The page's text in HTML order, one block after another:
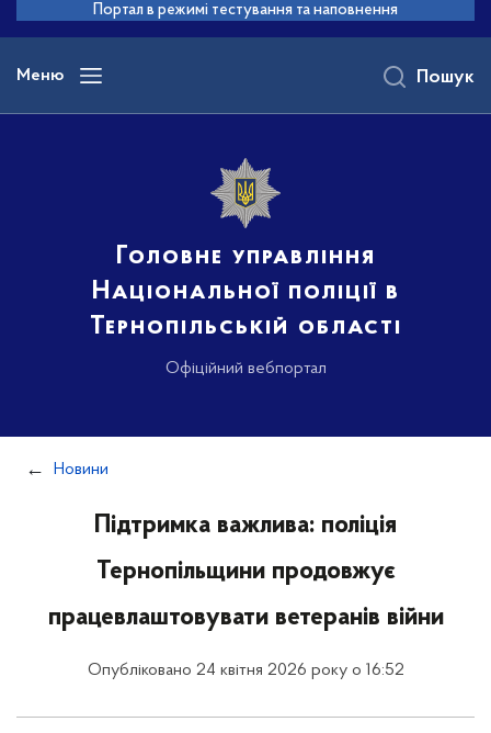
основного
вмісту
Портал в режимі тестування та наповнення
Меню
Головне управління
Національної поліції в
Тернопільській області
Офіційний вебпортал
Пошук
Новини
Підтримка важлива: поліція
Тернопільщини продовжує
працевлаштовувати ветеранів війни
Опубліковано 24 квітня 2026 року о 16:52